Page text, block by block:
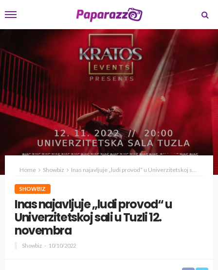
Home Showbiz Inas najavljuje „ludi provod“ u Univerzitetskoj sali u Tuzli 12. novembra
SHOWBIZ
Inas najavljuje „ludi provod“ u
Univerzitetskoj sali u Tuzli 12.
novembra
Showbiz 10/10/2022